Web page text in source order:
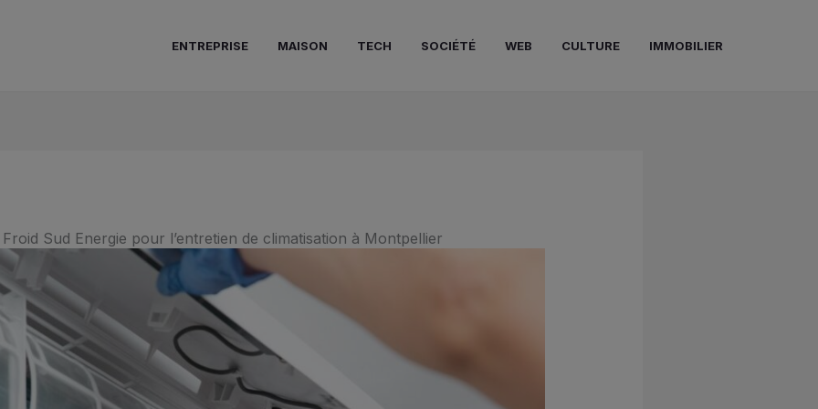
ENTREPRISE MAISON TECH SOCIÉTÉ WEB CULTURE IMMOBILIER
Froid Sud Energie pour l’entretien de climatisation à Montpellier